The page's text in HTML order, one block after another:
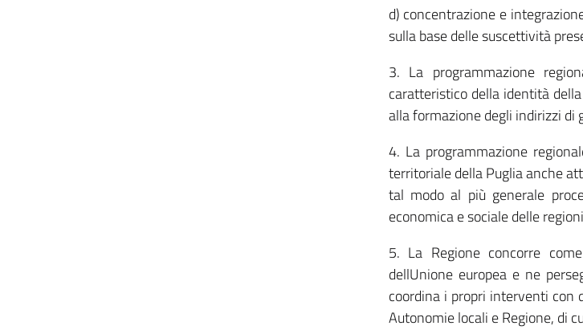
d) concentrazione e
sulla base delle suscettività
3. La programmazione
caratteristico della identità
alla formazione degli indirizzi di
4. La programmazione
territoriale della Puglia anche
tal modo al più generale
economica e sociale delle
5. La Regione concorre
dellUnione europea e ne
coordina i propri interventi con
Autonomie locali e Regione, di